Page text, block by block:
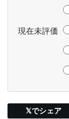
現在未評価
𝕏でシェア